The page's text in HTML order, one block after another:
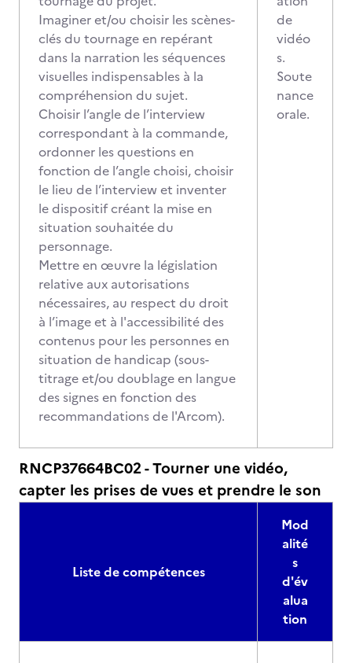
Imaginer et/ou choisir les scènes-
clés du tournage en repérant
dans la narration les séquences
visuelles indispensables à la
compréhension du sujet.
Choisir l’angle de l’interview
correspondant à la commande,
ordonner les questions en
fonction de l’angle choisi, choisir
le lieu de l’interview et inventer
le dispositif créant la mise en
situation souhaitée du
personnage.
Mettre en œuvre la législation
relative aux autorisations
nécessaires, au respect du droit
à l’image et à l'accessibilité des
contenus pour les personnes en
situation de handicap (sous-
titrage et/ou doublage en langue
des signes en fonction des
recommandations de l'Arcom).
de
vidéo
s.
Soute
nance
orale.
RNCP37664BC02 - Tourner une vidéo,
capter les prises de vues et prendre le son
Liste de compétences
Mod
alité
s
d'év
alua
tion